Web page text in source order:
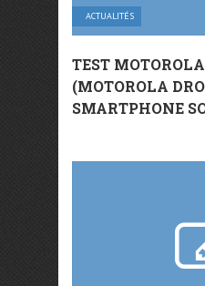
ACTUALITÉS
TEST
(MOTOROLA
SMARTPHONE